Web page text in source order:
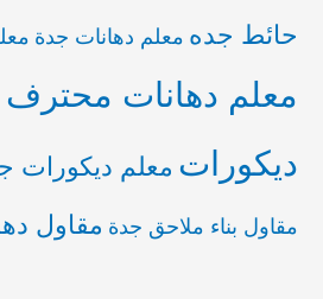
حائط جده معلم دهانات جدة
معلم دهانات
ديكورات معلم ديكورات
مقاول بناء ملاحق جدة مقاول